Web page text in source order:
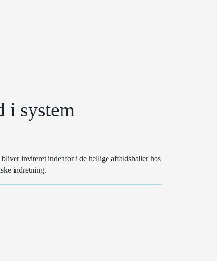
i system
bliver inviteret indenfor i de hellige affaldshaller hos
indretning.